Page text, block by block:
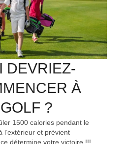
DEVRIEZ-
À
?
1500 calories pendant le
l’extérieur et prévient
détermine votre victoire !!!